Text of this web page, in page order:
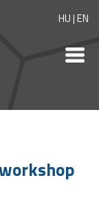
HU|EN